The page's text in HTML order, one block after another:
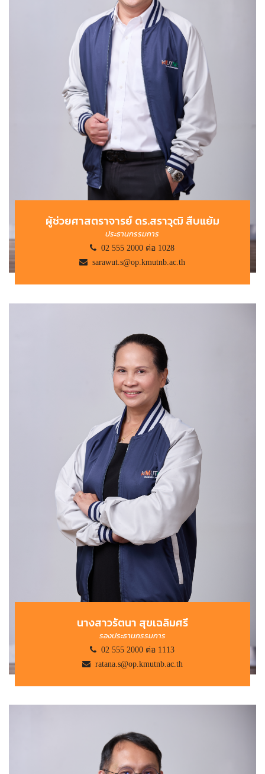
ผู้ช่วยศาสตราจารย์ ดร.สราวุฒิ สืบแย้ม
ประธานกรรมการ
02 555 2000 ต่อ 1028
sarawut.s@op.kmutnb.ac.th
นางสาวรัตนา สุขเฉลิมศรี
รองประธานกรรมการ
02 555 2000 ต่อ 1113
ratana.s@op.kmutnb.ac.th